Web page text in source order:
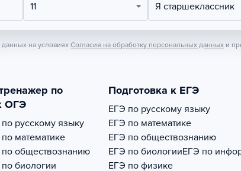
11 Я старшеклассник
на условиях Согласия на обработку персональных данных и
по
ОГЭ
русскому языку
математике
обществознанию
биологии
Подготовка к ЕГЭ
ЕГЭ по русскому языку
ЕГЭ по математике
ЕГЭ по обществознанию
ЕГЭ по биологииЕГЭ по
ЕГЭ по физике